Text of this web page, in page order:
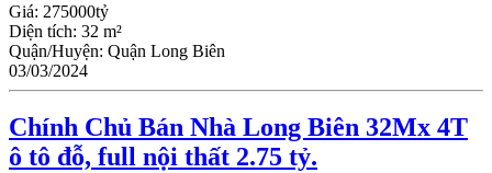
Giá: 275000tỷ
Diện tích: 32 m²
Quận/Huyện: Quận Long Biên
03/03/2024
Chính Chủ Bán Nhà Long Biên 32Mx 4T
ô tô đỗ, full nội thất 2.75 tỷ.